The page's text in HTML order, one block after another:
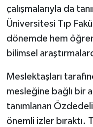
çalışmalarıyla da
Üniversitesi Tıp
dönemde hem
bilimsel
Meslektaşları
mesleğine bağlı bir
tanımlanan
önemli izler bıraktı.